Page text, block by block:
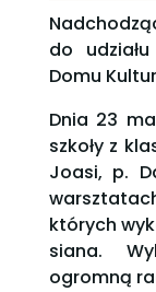
do
Domu
Dnia 23
szkoły z
Joasi, p.
których
siana.
ogromną